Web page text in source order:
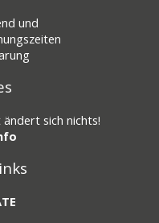
und
sich nichts!